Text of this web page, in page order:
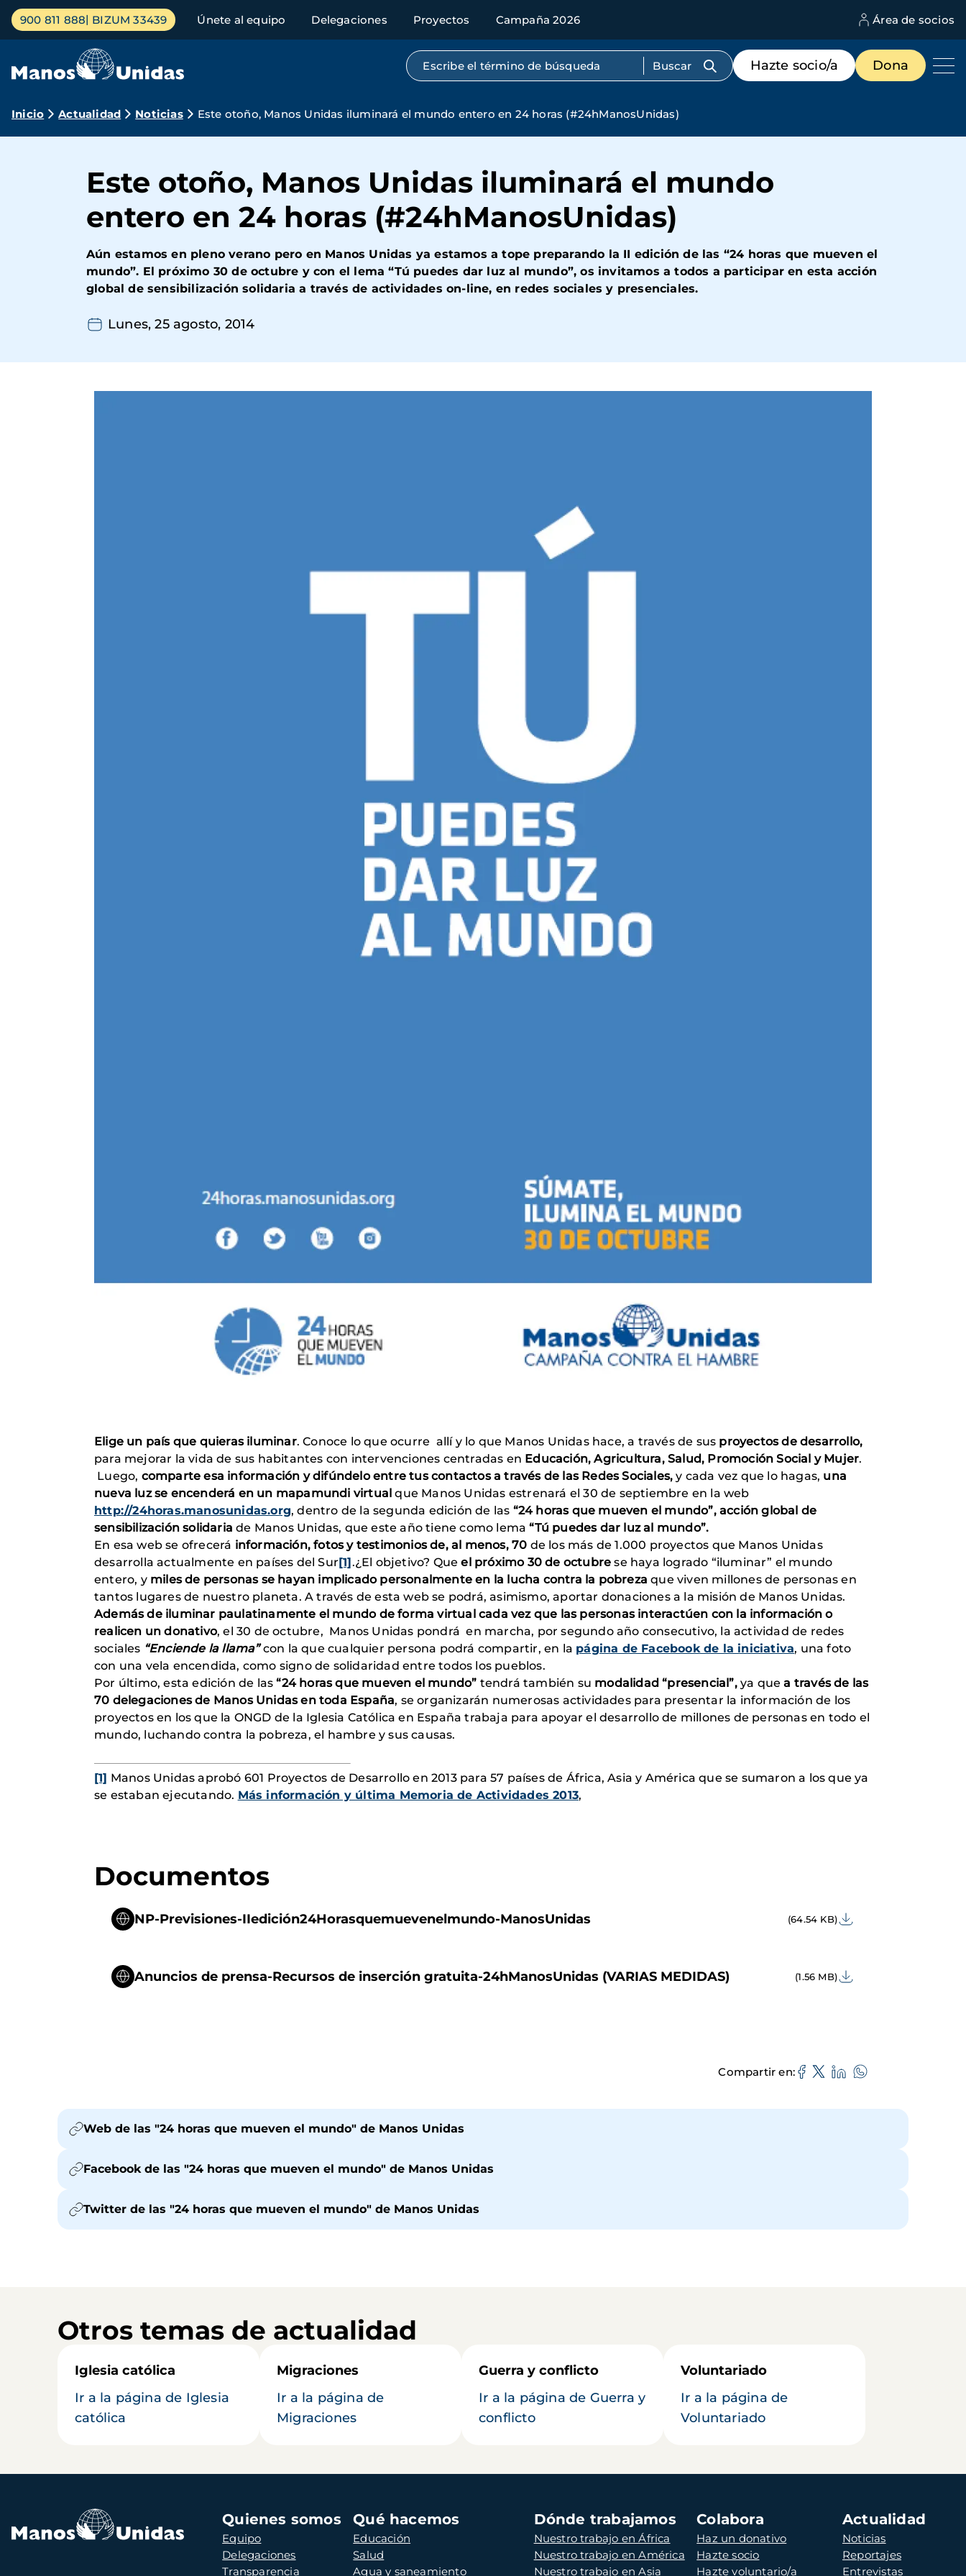
Pasar
contenido
Menú
principal
900 811 888 BIZUM 33439 Únete al equipo Delegaciones Proyectos Campaña 2026 Área de socios
Búsqueda por texto completo
Menú
de
destacados
Hazte socio/a Dona
Ruta
navegación
Inicio Actualidad Noticias Este otoño, Manos Unidas iluminará el mundo entero en 24 horas (#24hManosUnidas)
Este otoño, Manos Unidas iluminará el mundo
entero en 24 horas (#24hManosUnidas)
Aún estamos en pleno verano pero en Manos Unidas ya estamos a tope preparando la II edición de las “24 horas que mueven el
mundo”. El próximo 30 de octubre y con el lema “Tú puedes dar luz al mundo”, os invitamos a todos a participar en esta acción
global de sensibilización solidaria a través de actividades on-line, en redes sociales y presenciales.
Lunes, 25 agosto, 2014
Elige un país que quieras iluminar. Conoce lo que ocurre allí y lo que Manos Unidas hace, a través de sus proyectos de desarrollo,
para mejorar la vida de sus habitantes con intervenciones centradas en Educación, Agricultura, Salud, Promoción Social y Mujer.
Luego, comparte esa información y difúndelo entre tus contactos a través de las Redes Sociales, y cada vez que lo hagas, una
nueva luz se encenderá en un mapamundi virtualque Manos Unidas estrenará el 30 de septiembre en la web
http://24horas.manosunidas.org, dentro de la segunda edición de las “24 horas que mueven el mundo”, acción global de
sensibilización solidaria de Manos Unidas, que este año tiene como lema“Tú puedes dar luz al mundo”.
En esa web se ofrecerá información, fotos y testimonios de, al menos, 70 de los más de 1.000 proyectos que Manos Unidas
desarrolla actualmente en países del Sur[1].¿El objetivo? Queel próximo 30 de octubre se haya logrado “iluminar” el mundo
entero, y miles de personas se hayan implicado personalmente en la lucha contra la pobreza que viven millones de personas en
tantos lugares de nuestro planeta. A través de esta web se podrá, asimismo, aportar donaciones a la misión de Manos Unidas.
Además de iluminar paulatinamente el mundo de forma virtual cada vez que las personas interactúen con la información o
realicen un donativo, el 30 de octubre, Manos Unidas pondrá en marcha, por segundo año consecutivo, la actividad de redes
sociales “Enciende la llama”con la que cualquier persona podrá compartir, en la página de Facebook de la iniciativa, una foto
con una vela encendida, como signo de solidaridad entre todos los pueblos.
Por último, esta edición de las “24 horas que mueven el mundo” tendrá también su modalidad “presencial”,ya quea través de las
70 delegaciones de Manos Unidas en toda España, se organizarán numerosas actividades para presentar la información de los
proyectos en los que la ONGD de la Iglesia Católica en España trabaja para apoyar el desarrollo de millones de personas en todo el
mundo, luchando contra la pobreza, el hambre y sus causas.
[1] Manos Unidas aprobó 601 Proyectos de Desarrollo en 2013 para 57 países de África, Asia y América que se sumaron a los que ya
se estaban ejecutando. Más información y última Memoria de Actividades 2013,
Documentos
NP-Previsiones-IIedición24Horasquemuevenelmundo-ManosUnidas (64.54 KB)
Anuncios de prensa-Recursos de inserción gratuita-24hManosUnidas (VARIAS MEDIDAS) (1.56 MB)
Compartir en
Web de las "24 horas que mueven el mundo" de Manos Unidas
Facebook de las "24 horas que mueven el mundo" de Manos Unidas
Twitter de las "24 horas que mueven el mundo" de Manos Unidas
Otros temas de actualidad
Iglesia católica
Ir a la página de Iglesia
católica
Migraciones
Ir a la página de
Migraciones
Guerra y conflicto
Ir a la página de Guerra y
conflicto
Voluntariado
Ir a la página de
Voluntariado
Navegación
principal
Quienes somos
Equipo
Delegaciones
Transparencia
Qué hacemos
Educación
Salud
Agua y saneamiento
Dónde trabajamos
Nuestro trabajo en África
Nuestro trabajo en América
Nuestro trabajo en Asia
Colabora
Haz un donativo
Hazte socio
Hazte voluntario/a
Actualidad
Noticias
Reportajes
Entrevistas